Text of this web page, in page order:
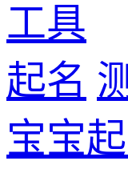
工具
起名
宝宝